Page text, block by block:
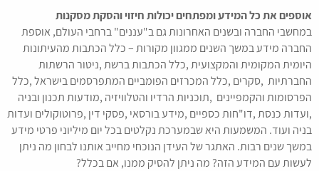
אוספים את כל המידע ומפתחים יכולות חיזוי והסקת מסקנות
במחשבי החברה ובשנים האחרונות גם ב"עננים" ברחבי העולם, אוספת
החברה מידע במשך השנים ממגוון מקורות – כלל הכתבות מהעיתונות
היומית המקומית והמקצועית ,כלל הכתבות ברשת ,ניטור הרשתות
החברתיות ,סקרים ,כלל המכרזים הפומביים המתפרסמים בישראל ,כלל
הפרסומות והקמפיינים ,תוכניות הרדיו והטלוויזיה ,מודעות תכנון ובניה
,ועדות כנסת ,דו"חות כספיים ,מידע בורסאי ,פסקי דין ,פרוטוקולים ועדות
בניה ועוד. המשמעות היא שבמערכת נקלטים בכל יום מיליוני פרטי מידע
במשך שנים רבות. האתגר של העידן הנוכחי מחייב אותנו לבחון מה ניתן
לעשות עם המידע הזה? מה ניתן להסיק ממנו, אם בכלל?